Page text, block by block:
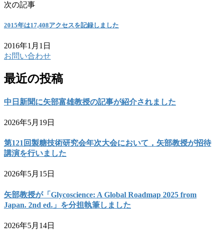
次の記事
2015年は17,408アクセスを記録しました
2016年1月1日
お問い合わせ
最近の投稿
中日新聞に矢部富雄教授の記事が紹介されました
2026年5月19日
第121回製糖技術研究会年次大会において，矢部教授が招待
講演を行いました
2026年5月15日
矢部教授が「Glycoscience: A Global Roadmap 2025 from
Japan. 2nd ed.」を分担執筆しました
2026年5月14日